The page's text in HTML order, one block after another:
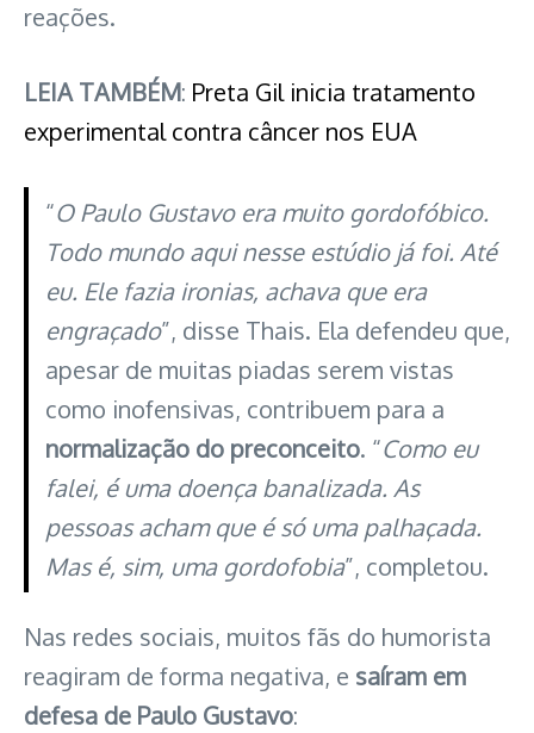
reações.
LEIA TAMBÉM: Preta Gil inicia tratamento
experimental contra câncer nos EUA
“O Paulo Gustavo era muito gordofóbico.
Todo mundo aqui nesse estúdio já foi. Até
eu. Ele fazia ironias, achava que era
engraçado”, disse Thais. Ela defendeu que,
apesar de muitas piadas serem vistas
como inofensivas, contribuem para a
normalização do preconceito. “Como eu
falei, é uma doença banalizada. As
pessoas acham que é só uma palhaçada.
Mas é, sim, uma gordofobia”, completou.
Nas redes sociais, muitos fãs do humorista
reagiram de forma negativa, e saíram em
defesa de Paulo Gustavo: